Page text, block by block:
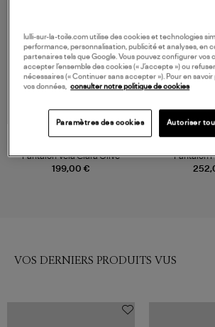
199,00 €
Pantalon Vela Clara Olive
Pantalon
VOS DERNIERS PRODUITS VUS
lulli-sur-la-toile.com utilise des cookies et technologies
performance, personnalisation, publicité et analyses, en
partenaires tels que Google. Vous pouvez configurer vos
accepter l’ensemble des cookies (« J’accepte ») ou
nécessaires (« Continuer sans accepter »). Pour en savoir
vos données, consulter notre politique de cookies
Paramètres des cookies Autoriser